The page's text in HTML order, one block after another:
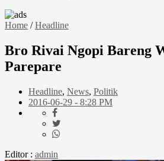
Home /Headline
Bro Rivai Ngopi Bareng
Parepare
Headline, News, Politik
2016-06-29 - 8:28 PM
Editor : admin